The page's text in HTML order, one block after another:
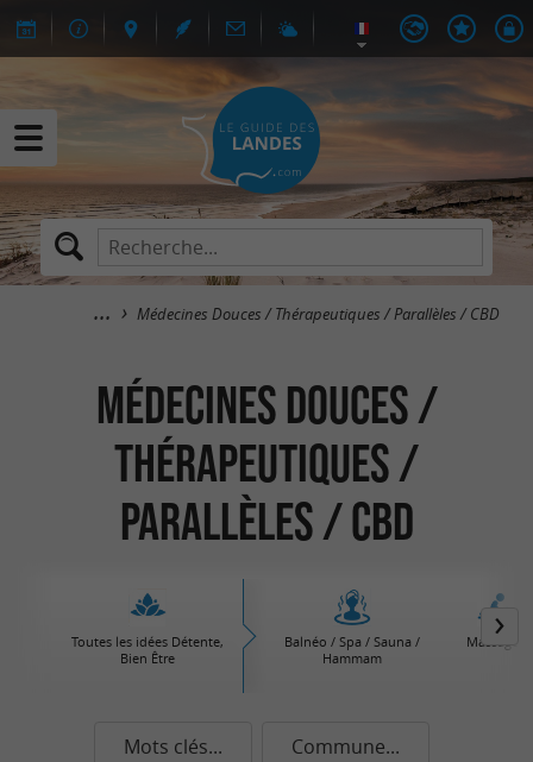
Médecines Douces / Thérapeutiques / Parallèles / CBD
Médecines Douces /
Thérapeutiques /
Parallèles / CBD
Toutes les idées Détente,
Bien Être
Balnéo / Spa / Sauna /
Hammam
Massages
Mots clés... Commune...